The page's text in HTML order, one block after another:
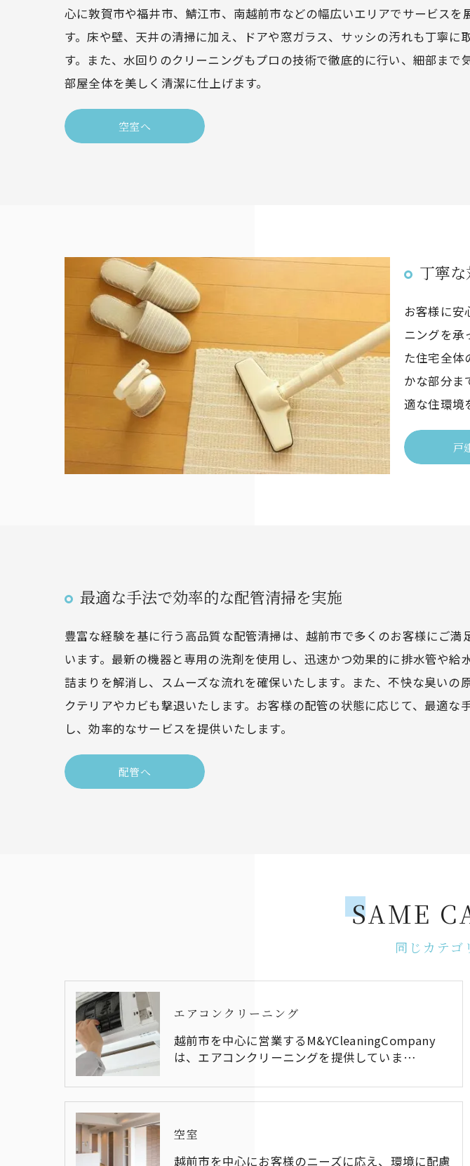
心に敦賀市や福井市、鯖江市、南越前市などの幅広いエリアでサービスを
す。床や壁、天井の清掃に加え、ドアや窓ガラス、サッシの汚れも丁寧に
す。また、水回りのクリーニングもプロの技術で徹底的に行い、細部まで
部屋全体を美しく清潔に仕上げます。
空室へ
丁寧
お客様に安
ニングを承
た住宅全体
かな部分ま
適な住環境
戸
最適な手法で効率的な配管清掃を実施
豊富な経験を基に行う高品質な配管清掃は、越前市で多くのお客様にご満
います。最新の機器と専用の洗剤を使用し、迅速かつ効果的に排水管や給
詰まりを解消し、スムーズな流れを確保いたします。また、不快な臭いの
クテリアやカビも撃退いたします。お客様の配管の状態に応じて、最適な
し、効率的なサービスを提供いたします。
配管へ
同じカテゴ
SAME
エアコンクリーニング
越前市を中心に営業するM&YCleaningCompany
は、エアコンクリーニングを提供していま…
空室
越前市を中心にお客様のニーズに応え、環境に配慮